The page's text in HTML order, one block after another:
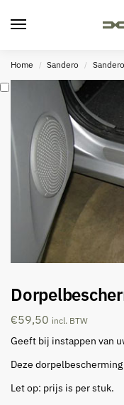
Home / Sandero /
€59,50 incl. BTW
Geeft bij instappen van
Deze
Let op: prijs is per stuk.